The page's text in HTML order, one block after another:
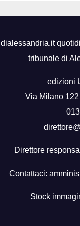
dialessandria.it
tribunale di
edizioni
Via Milano
Direttore
Contattaci:
Stock